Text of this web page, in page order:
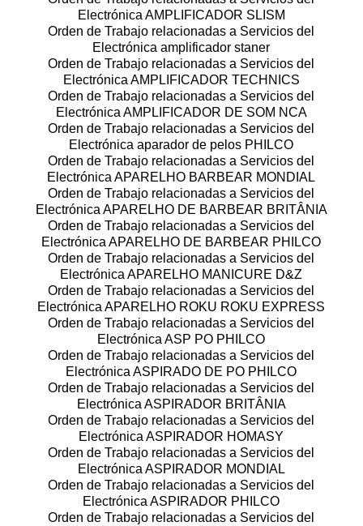
Electrónica AMPLIFICADOR SLISM
Orden de Trabajo relacionadas a Servicios del
Electrónica amplificador staner
Orden de Trabajo relacionadas a Servicios del
Electrónica AMPLIFICADOR TECHNICS
Orden de Trabajo relacionadas a Servicios del
Electrónica AMPLIFICADOR DE SOM NCA
Orden de Trabajo relacionadas a Servicios del
Electrónica aparador de pelos PHILCO
Orden de Trabajo relacionadas a Servicios del
Electrónica APARELHO BARBEAR MONDIAL
Orden de Trabajo relacionadas a Servicios del
Electrónica APARELHO DE BARBEAR BRITÂNIA
Orden de Trabajo relacionadas a Servicios del
Electrónica APARELHO DE BARBEAR PHILCO
Orden de Trabajo relacionadas a Servicios del
Electrónica APARELHO MANICURE D&Z
Orden de Trabajo relacionadas a Servicios del
Electrónica APARELHO ROKU ROKU EXPRESS
Orden de Trabajo relacionadas a Servicios del
Electrónica ASP PO PHILCO
Orden de Trabajo relacionadas a Servicios del
Electrónica ASPIRADO DE PO PHILCO
Orden de Trabajo relacionadas a Servicios del
Electrónica ASPIRADOR BRITÂNIA
Orden de Trabajo relacionadas a Servicios del
Electrónica ASPIRADOR HOMASY
Orden de Trabajo relacionadas a Servicios del
Electrónica ASPIRADOR MONDIAL
Orden de Trabajo relacionadas a Servicios del
Electrónica ASPIRADOR PHILCO
Orden de Trabajo relacionadas a Servicios del